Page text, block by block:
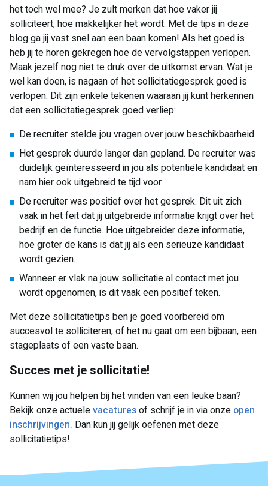
het toch wel mee? Je zult merken dat hoe vaker jij
solliciteert, hoe makkelijker het wordt. Met de tips in deze
blog ga jij vast snel aan een baan komen! Als het goed is
heb jij te horen gekregen hoe de vervolgstappen verlopen.
Maak jezelf nog niet te druk over de uitkomst ervan. Wat je
wel kan doen, is nagaan of het sollicitatiegesprek goed is
verlopen. Dit zijn enkele tekenen waaraan jij kunt herkennen
dat een sollicitatiegesprek goed verliep:
De recruiter stelde jou vragen over jouw beschikbaarheid.
Het gesprek duurde langer dan gepland. De recruiter was
duidelijk geïnteresseerd in jou als potentiële kandidaat en
nam hier ook uitgebreid te tijd voor.
De recruiter was positief over het gesprek. Dit uit zich
vaak in het feit dat jij uitgebreide informatie krijgt over het
bedrijf en de functie. Hoe uitgebreider deze informatie,
hoe groter de kans is dat jij als een serieuze kandidaat
wordt gezien.
Wanneer er vlak na jouw sollicitatie al contact met jou
wordt opgenomen, is dit vaak een positief teken.
Met deze sollicitatietips ben je goed voorbereid om
succesvol te solliciteren, of het nu gaat om een bijbaan, een
stageplaats of een vaste baan.
Succes met je sollicitatie!
Kunnen wij jou helpen bij het vinden van een leuke baan?
Bekijk onze actuelevacaturesof schrijf je in via onze open
inschrijvingen. Dan kun jij gelijk oefenen met deze
sollicitatietips!